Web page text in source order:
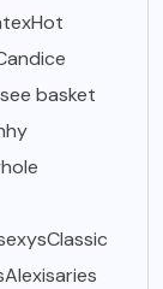
basket